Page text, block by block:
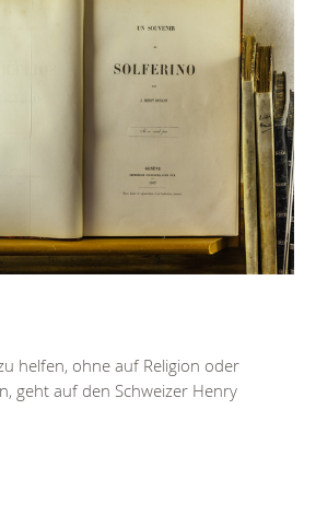
helfen, ohne auf Religion oder
geht auf den Schweizer Henry